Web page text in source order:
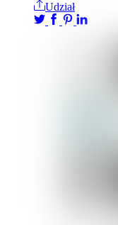
Udział